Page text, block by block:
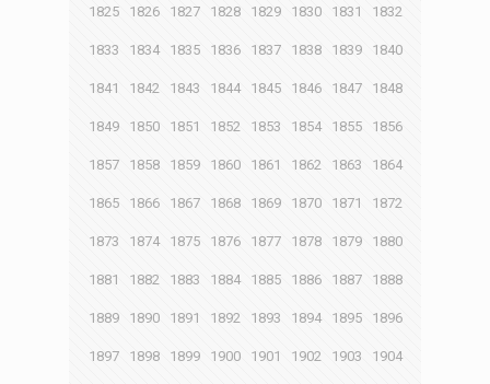
1825 1826 1827 1828 1829 1830 1831 1832
1833 1834 1835 1836 1837 1838 1839 1840
1841 1842 1843 1844 1845 1846 1847 1848
1849 1850 1851 1852 1853 1854 1855 1856
1857 1858 1859 1860 1861 1862 1863 1864
1865 1866 1867 1868 1869 1870 1871 1872
1873 1874 1875 1876 1877 1878 1879 1880
1881 1882 1883 1884 1885 1886 1887 1888
1889 1890 1891 1892 1893 1894 1895 1896
1897 1898 1899 1900 1901 1902 1903 1904